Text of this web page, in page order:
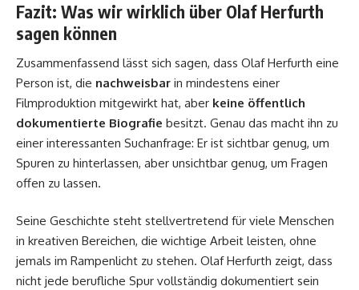
Fazit: Was wir wirklich über Olaf Herfurth
sagen können
Zusammenfassend lässt sich sagen, dass Olaf Herfurth eine
Person ist, die nachweisbar in mindestens einer
Filmproduktion mitgewirkt hat, aber keine öffentlich
dokumentierte Biografie besitzt. Genau das macht ihn zu
einer interessanten Suchanfrage: Er ist sichtbar genug, um
Spuren zu hinterlassen, aber unsichtbar genug, um Fragen
offen zu lassen.
Seine Geschichte steht stellvertretend für viele Menschen
in kreativen Bereichen, die wichtige Arbeit leisten, ohne
jemals im Rampenlicht zu stehen. Olaf Herfurth zeigt, dass
nicht jede berufliche Spur vollständig dokumentiert sein